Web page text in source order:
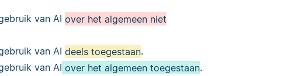
van AI over het algemeen niet
van AI deels toegestaan.
van AI over het algemeen toegestaan.